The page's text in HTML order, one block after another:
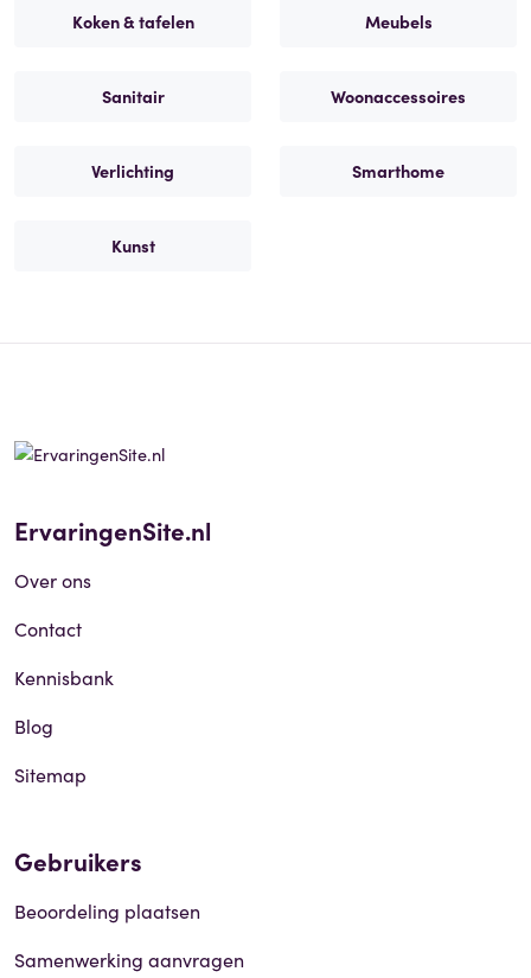
Koken & tafelen Meubels
Sanitair Woonaccessoires
Verlichting Smarthome
Kunst
ErvaringenSite.nl
Over ons
Contact
Kennisbank
Blog
Sitemap
Gebruikers
Beoordeling plaatsen
Samenwerking aanvragen